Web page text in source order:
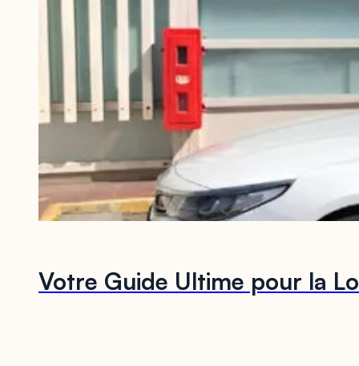
Votre Guide Ultime pour la